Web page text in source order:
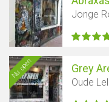
Jonge
Nu open Grey
Oude